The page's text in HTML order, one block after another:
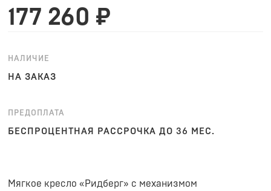
177 260 ₽
НАЛИЧИЕ
НА ЗАКАЗ
ПРЕДОПЛАТА
БЕСПРОЦЕНТНАЯ РАССРОЧКА ДО 36 МЕС.
Мягкое кресло «Ридберг» с механизмом